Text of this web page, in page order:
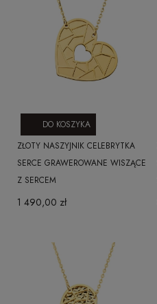
ZŁOTY NASZYJNIK CELEBRYTKA
SERCE GRAWEROWANE WISZĄCE
Z SERCEM
1 490,00 zł
DO KOSZYKA